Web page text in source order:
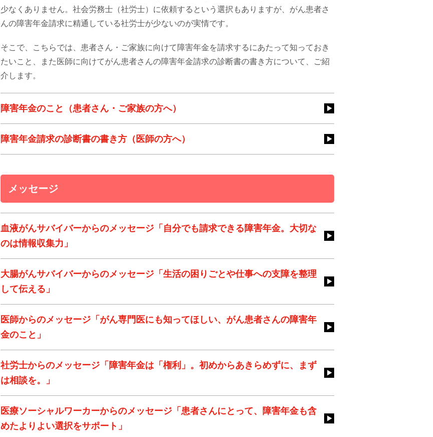
少なくありません。社会労務士（社労士）に依頼するという選択もありますが、がん患者さ
んの障害年金請求に精通している社労士が少ないのが実情です。
そこで、こちらでは、患者さん・ご家族に向けて障害年金を請求するにあたって知っておき
たいこと、また医師に向けてがん患者さんの障害年金請求の診断書の書き方について、ご紹
介します。
障害年金のこと（患者さん・ご家族の方へ）
障害年金請求の診断書の書き方（医師の方へ）
メッセージ
血液がんサバイバーからのメッセージ「自分でも請求できる障害年金。大切な
のは情報収集力」
大腸がんサバイバーからのメッセージ「生活の困りごとや仕事への支障を整理
して伝える」
医師からのメッセージ「がん専門医にも知ってほしい、がん患者さんの障害年
金のこと」
社労士からのメッセージ「障害年金は「権利」。初めからあきらめずに、まず
は相談を。」
医療ソーシャルワーカーからのメッセージ「患者さんにとって、障害年金も含
めたよりよい選択をサポート」